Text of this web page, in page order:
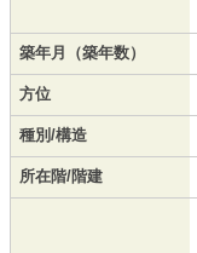
築年月（築年数）
方位
種別/構造
所在階/階建